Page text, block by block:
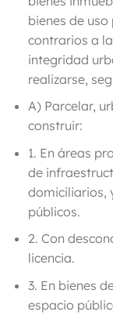
bienes de
contrarios a
integridad
realizarse,
A) Parcelar,
construir:
1. En áreas
de
domiciliarios,
públicos.
2. Con
licencia.
3. En bienes
espacio